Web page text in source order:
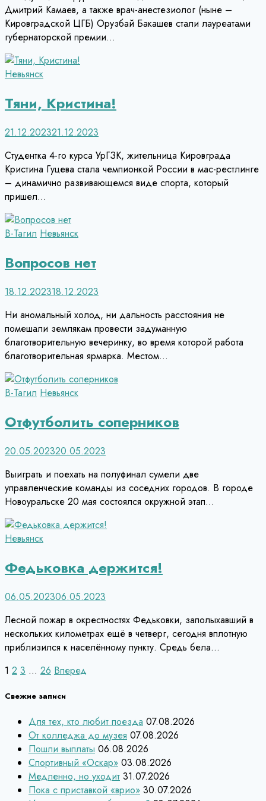
Дмитрий Камаев, а также врач-анестезиолог (ныне –
Кировградской ЦГБ) Орузбай Бакашев стали лауреатами
губернаторской премии…
Невьянск
Тяни, Кристина!
21.12.202321.12.2023
Студентка 4-го курса УрГЗК, жительница Кировграда
Кристина Гуцева стала чемпионкой России в мас-рестлинге
– динамично развивающемся виде спорта, который
пришел…
В-Тагил Невьянск
Вопросов нет
18.12.202318.12.2023
Ни аномальный холод, ни дальность расстояния не
помешали землякам провести задуманную
благотворительную вечеринку, во время которой работа
благотворительная ярмарка. Местом…
В-Тагил Невьянск
Отфутболить соперников
20.05.202320.05.2023
Выиграть и поехать на полуфинал сумели две
управленческие команды из соседних городов. В городе
Новоуральске 20 мая состоялся окружной этап…
Невьянск
Федьковка держится!
06.05.202306.05.2023
Лесной пожар в окрестностях Федьковки, заполыхавший в
нескольких километрах ещё в четверг, сегодня вплотную
приблизился к населённому пункту. Средь бела…
Пагинация
записей
1 2 3 … 26 Вперед
Свежие записи
Для тех, кто любит поезда 07.08.2026
От колледжа до музея 07.08.2026
Пошли выплаты 06.08.2026
Спортивный «Оскар» 03.08.2026
Медленно, но уходит 31.07.2026
Пока с приставкой «врио» 30.07.2026